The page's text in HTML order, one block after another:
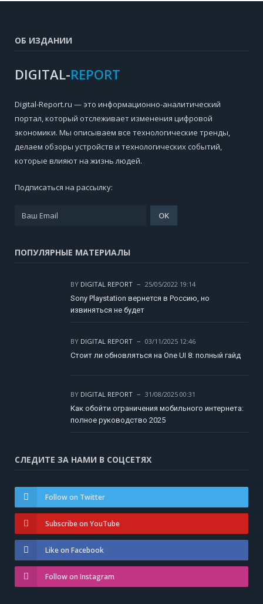
ОБ ИЗДАНИИ
DIGITAL-REPORT
Digital-Report.ru — это информационно-аналитический
портал, который отслеживает изменения цифровой
экономики. Мы описываем все технологические тренды,
делаем обзоры устройств и технологических событий,
которые влияют на жизнь людей.
Подписаться на рассылку:
ПОПУЛЯРНЫЕ МАТЕРИАЛЫ
BY DIGITAL REPORT
25/05/2022 19:14
Sony Playstation вернется в Россию, но
извиняться не будет
BY DIGITAL REPORT
03/11/2025 12:46
Стоит ли обновляться на One UI 8: полный гайд
BY DIGITAL REPORT
31/08/2025 00:31
Как обойти ограничения мобильного интернета:
полное руководство 2025
СЛЕДИТЕ ЗА НАМИ В СОЦСЕТЯХ
Follow on Twitter
Subscribe on YouTube
Like on Facebook
Follow on Instagram